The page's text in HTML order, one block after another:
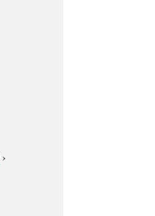
›